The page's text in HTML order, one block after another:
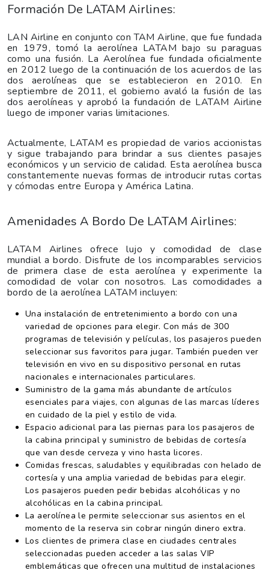
Formación De LATAM Airlines:
LAN Airline en conjunto con TAM Airline, que fue fundada
en 1979, tomó la aerolínea LATAM bajo su paraguas
como una fusión. La Aerolínea fue fundada oficialmente
en 2012 luego de la continuación de los acuerdos de las
dos aerolíneas que se establecieron en 2010. En
septiembre de 2011, el gobierno avaló la fusión de las
dos aerolíneas y aprobó la fundación de LATAM Airline
luego de imponer varias limitaciones.
Actualmente, LATAM es propiedad de varios accionistas
y sigue trabajando para brindar a sus clientes pasajes
económicos y un servicio de calidad. Esta aerolínea busca
constantemente nuevas formas de introducir rutas cortas
y cómodas entre Europa y América Latina.
Amenidades A Bordo De LATAM Airlines:
LATAM Airlines ofrece lujo y comodidad de clase
mundial a bordo. Disfrute de los incomparables servicios
de primera clase de esta aerolínea y experimente la
comodidad de volar con nosotros. Las comodidades a
bordo de la aerolínea LATAM incluyen:
Una instalación de entretenimiento a bordo con una
variedad de opciones para elegir. Con más de 300
programas de televisión y películas, los pasajeros pueden
seleccionar sus favoritos para jugar. También pueden ver
televisión en vivo en su dispositivo personal en rutas
nacionales e internacionales particulares.
Suministro de la gama más abundante de artículos
esenciales para viajes, con algunas de las marcas líderes
en cuidado de la piel y estilo de vida.
Espacio adicional para las piernas para los pasajeros de
la cabina principal y suministro de bebidas de cortesía
que van desde cerveza y vino hasta licores.
Comidas frescas, saludables y equilibradas con helado de
cortesía y una amplia variedad de bebidas para elegir.
Los pasajeros pueden pedir bebidas alcohólicas y no
alcohólicas en la cabina principal.
La aerolínea le permite seleccionar sus asientos en el
momento de la reserva sin cobrar ningún dinero extra.
Los clientes de primera clase en ciudades centrales
seleccionadas pueden acceder a las salas VIP
emblemáticas que ofrecen una multitud de instalaciones